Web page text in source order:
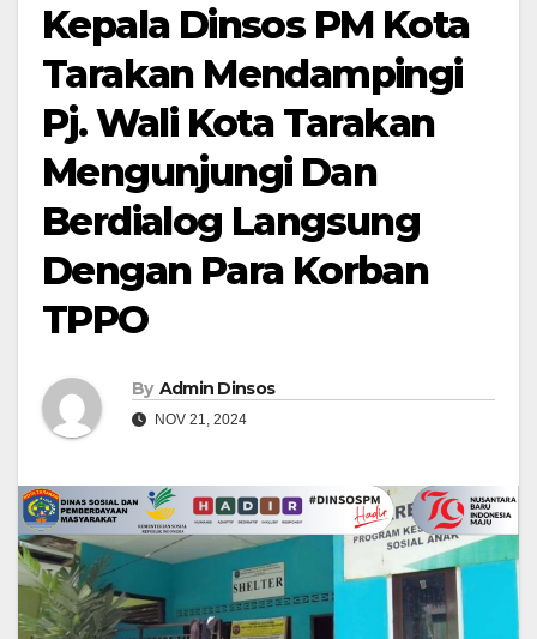
Kepala Dinsos PM Kota
Tarakan Mendampingi
Pj. Wali Kota Tarakan
Mengunjungi Dan
Berdialog Langsung
Dengan Para Korban
TPPO
By Admin Dinsos
NOV 21, 2024